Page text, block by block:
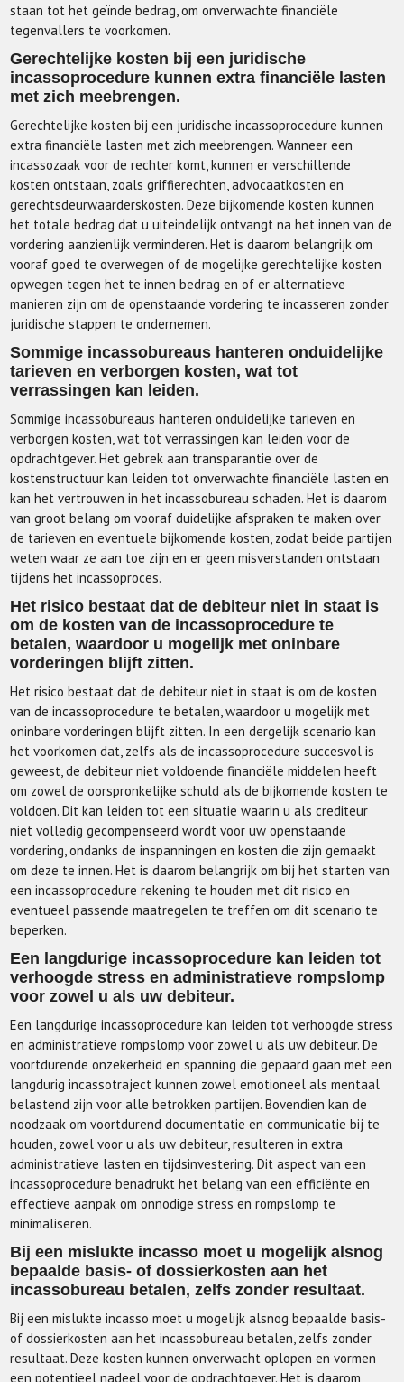
staan tot het geïnde bedrag, om onverwachte financiële
tegenvallers te voorkomen.
Gerechtelijke kosten bij een juridische
incassoprocedure kunnen extra financiële lasten
met zich meebrengen.
Gerechtelijke kosten bij een juridische incassoprocedure kunnen
extra financiële lasten met zich meebrengen. Wanneer een
incassozaak voor de rechter komt, kunnen er verschillende
kosten ontstaan, zoals griffierechten, advocaatkosten en
gerechtsdeurwaarderskosten. Deze bijkomende kosten kunnen
het totale bedrag dat u uiteindelijk ontvangt na het innen van de
vordering aanzienlijk verminderen. Het is daarom belangrijk om
vooraf goed te overwegen of de mogelijke gerechtelijke kosten
opwegen tegen het te innen bedrag en of er alternatieve
manieren zijn om de openstaande vordering te incasseren zonder
juridische stappen te ondernemen.
Sommige incassobureaus hanteren onduidelijke
tarieven en verborgen kosten, wat tot
verrassingen kan leiden.
Sommige incassobureaus hanteren onduidelijke tarieven en
verborgen kosten, wat tot verrassingen kan leiden voor de
opdrachtgever. Het gebrek aan transparantie over de
kostenstructuur kan leiden tot onverwachte financiële lasten en
kan het vertrouwen in het incassobureau schaden. Het is daarom
van groot belang om vooraf duidelijke afspraken te maken over
de tarieven en eventuele bijkomende kosten, zodat beide partijen
weten waar ze aan toe zijn en er geen misverstanden ontstaan
tijdens het incassoproces.
Het risico bestaat dat de debiteur niet in staat is
om de kosten van de incassoprocedure te
betalen, waardoor u mogelijk met oninbare
vorderingen blijft zitten.
Het risico bestaat dat de debiteur niet in staat is om de kosten
van de incassoprocedure te betalen, waardoor u mogelijk met
oninbare vorderingen blijft zitten. In een dergelijk scenario kan
het voorkomen dat, zelfs als de incassoprocedure succesvol is
geweest, de debiteur niet voldoende financiële middelen heeft
om zowel de oorspronkelijke schuld als de bijkomende kosten te
voldoen. Dit kan leiden tot een situatie waarin u als crediteur
niet volledig gecompenseerd wordt voor uw openstaande
vordering, ondanks de inspanningen en kosten die zijn gemaakt
om deze te innen. Het is daarom belangrijk om bij het starten van
een incassoprocedure rekening te houden met dit risico en
eventueel passende maatregelen te treffen om dit scenario te
beperken.
Een langdurige incassoprocedure kan leiden tot
verhoogde stress en administratieve rompslomp
voor zowel u als uw debiteur.
Een langdurige incassoprocedure kan leiden tot verhoogde stress
en administratieve rompslomp voor zowel u als uw debiteur. De
voortdurende onzekerheid en spanning die gepaard gaan met een
langdurig incassotraject kunnen zowel emotioneel als mentaal
belastend zijn voor alle betrokken partijen. Bovendien kan de
noodzaak om voortdurend documentatie en communicatie bij te
houden, zowel voor u als uw debiteur, resulteren in extra
administratieve lasten en tijdsinvestering. Dit aspect van een
incassoprocedure benadrukt het belang van een efficiënte en
effectieve aanpak om onnodige stress en rompslomp te
minimaliseren.
Bij een mislukte incasso moet u mogelijk alsnog
bepaalde basis- of dossierkosten aan het
incassobureau betalen, zelfs zonder resultaat.
Bij een mislukte incasso moet u mogelijk alsnog bepaalde basis-
of dossierkosten aan het incassobureau betalen, zelfs zonder
resultaat. Deze kosten kunnen onverwacht oplopen en vormen
een potentieel nadeel voor de opdrachtgever. Het is daarom